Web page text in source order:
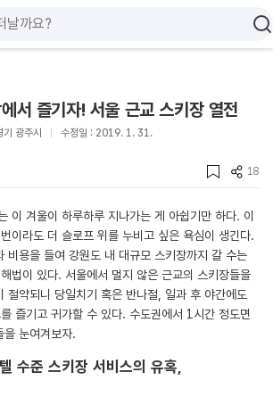
서 즐기자! 서울 근교 스키장 열전
기 광주시 수정일 : 2019. 1. 31.
18
이 겨울이 하루하루 지나가는 게 아쉽기만 하다. 이
이라도 더 슬로프 위를 누비고 싶은 욕심이 생긴다.
비용을 들여 강원도 내 대규모 스키장까지 갈 수는
법이 있다. 서울에서 멀지 않은 근교의 스키장들을
절약되니 당일치기 혹은 반나절, 일과 후 야간에도
즐기고 귀가할 수 있다. 수도권에서 1시간 정도면
을 눈여겨보자.
수준 스키장 서비스의 유혹,